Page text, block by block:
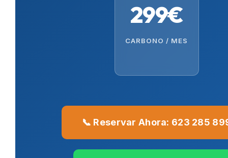
299€
CARBONO / MES
📞 Reservar Ahora: 623 285